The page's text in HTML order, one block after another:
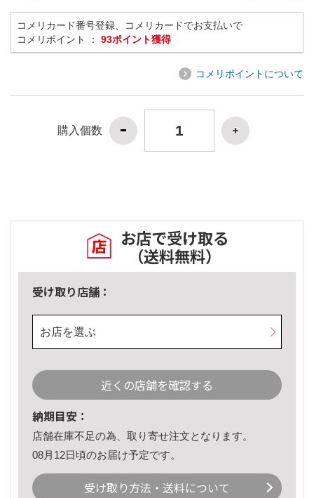
コメリカード番号登録、コメリカードでお支払いで
コメリポイント ： 93ポイント獲得
コメリポイントについて
購入個数
お店で受け取る
（送料無料）
受け取り店舗：
お店を選ぶ
近くの店舗を確認する
納期目安：
店舗在庫不足の為、取り寄せ注文となります。
08月12日頃のお届け予定です。
受け取り方法・送料について